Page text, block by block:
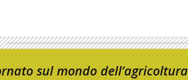
sul mondo dell’agricoltura